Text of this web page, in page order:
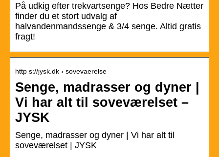
På udkig efter trekvartsenge? Hos Bedre Nætter
finder du et stort udvalg af
halvandenmandssenge & 3/4 senge. Altid gratis
fragt!
http s://jysk.dk › sovevaerelse
Senge, madrasser og dyner |
Vi har alt til soveværelset –
JYSK
Senge, madrasser og dyner | Vi har alt til
soveværelset | JYSK